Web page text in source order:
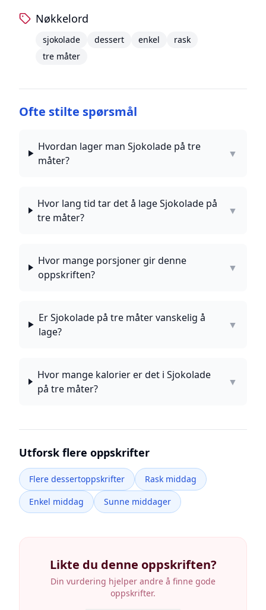
Nøkkelord
sjokolade dessert enkel
rask
tre måter
Ofte stilte spørsmål
Hvordan lager man Sjokolade på tre
måter?
▼
Hvor lang tid tar det å lage Sjokolade på
tre måter?
▼
Hvor mange porsjoner gir denne
oppskriften?
▼
Er Sjokolade på tre måter vanskelig å
lage?
▼
Hvor mange kalorier er det i Sjokolade
på tre måter?
▼
Utforsk flere oppskrifter
Flere dessertoppskrifter
Rask middag
Enkel middag
Sunne middager
Likte du denne oppskriften?
Din vurdering hjelper andre å finne gode
oppskrifter.